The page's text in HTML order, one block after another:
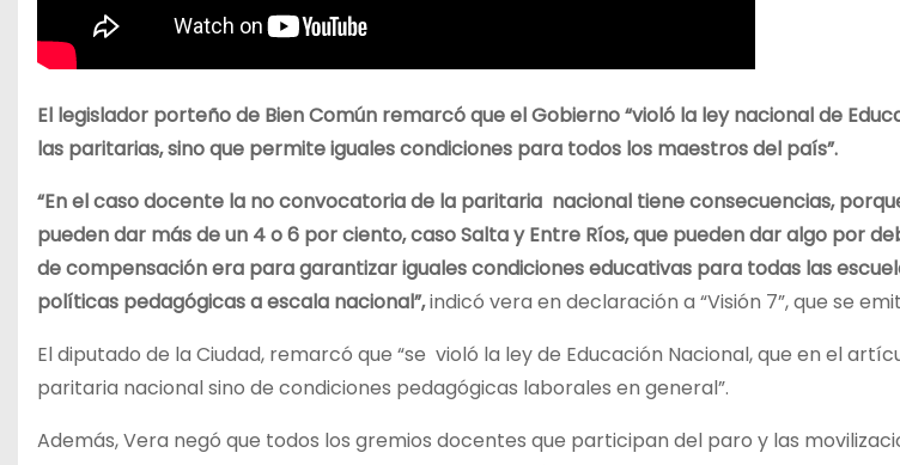
El legislador porteño de Bien Común remarcó que el Gobierno “violó la ley nacional de
las paritarias, sino que permite iguales condiciones para todos los maestros del país”.
“En el caso docente la no convocatoria de la paritaria nacional tiene consecuencias,
pueden dar más de un 4 o 6 por ciento, caso Salta y Entre Ríos, que pueden dar algo por
de compensación era para garantizar iguales condiciones educativas para todas las
políticas pedagógicas a escala nacional”,indicó vera en declaración a “Visión 7”, que se
El diputado de la Ciudad, remarcó que “se violó la ley de Educación Nacional, que en el
paritaria nacional sino de condiciones pedagógicas laborales en general”.
Además, Vera negó que todos los gremios docentes que participan del paro y las